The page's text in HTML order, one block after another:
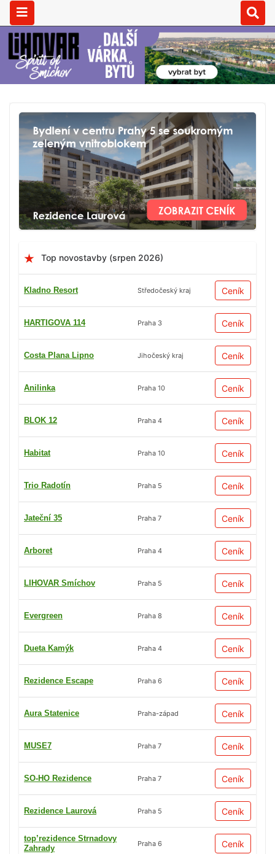
Top novostavby (srpen 2026)
Kladno Resort Středočeský kraj Ceník
HARTIGOVA 114 Praha 3 Ceník
Costa Plana Lipno Jihočeský kraj Ceník
Anilinka Praha 10 Ceník
BLOK 12 Praha 4 Ceník
Habitat Praha 10 Ceník
Trio Radotín Praha 5 Ceník
Jateční 35 Praha 7 Ceník
Arboret Praha 4 Ceník
LIHOVAR Smíchov Praha 5 Ceník
Evergreen Praha 8 Ceník
Dueta Kamýk Praha 4 Ceník
Rezidence Escape Praha 6 Ceník
Aura Statenice Praha-západ Ceník
MUSE7 Praha 7 Ceník
SO-HO Rezidence Praha 7 Ceník
Rezidence Laurová Praha 5 Ceník
top’rezidence Strnadovy
Zahrady
Praha 6 Ceník